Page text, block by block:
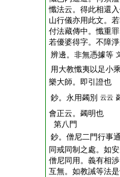
懺法云。得此相還
山行儀亦用此文。
付法藏傳中。懺重
若優婆得字。不障
辨邊。非無憑據等
用大教懺夷以足小
樂大師。即引證也
鈔。永用蠲別 云云
會正云。蠲明也
第八門
鈔。僧尼二門行事
同戒同制之處。如
僧尼同用。義有相
互無。如教誡等法